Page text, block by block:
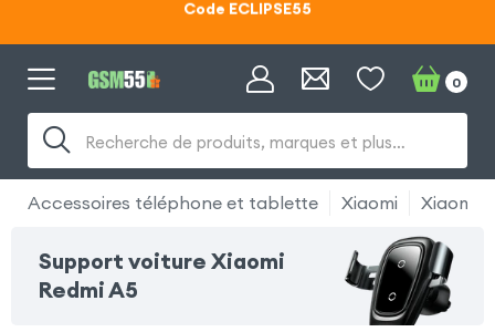
Code ECLIPSE55
Recherche de produits, marques et plus…
0
Accessoires téléphone et tablette Xiaomi Xiaomi
Support voiture Xiaomi
Redmi A5